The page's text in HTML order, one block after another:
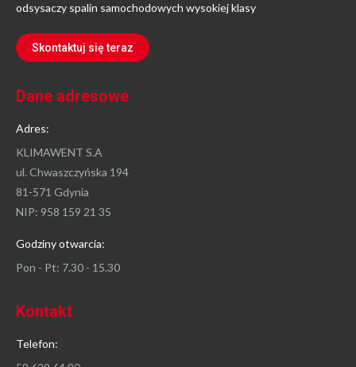
odsysaczy spalin samochodowych wysokiej klasy
Skontaktuj się teraz
Dane adresowe
Adres:
KLIMAWENT S.A
ul. Chwaszczyńska 194
81-571 Gdynia
NIP: 958 159 21 35
Godziny otwarcia:
Pon - Pt: 7.30 - 15.30
Kontakt
Telefon: